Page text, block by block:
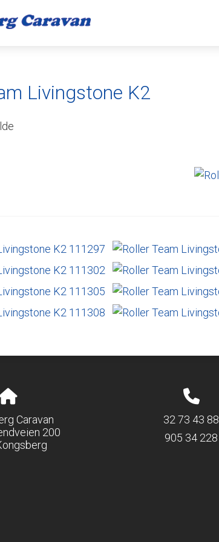
Livingstone K2
Caravan
200
32 73 43 88
905 34 228